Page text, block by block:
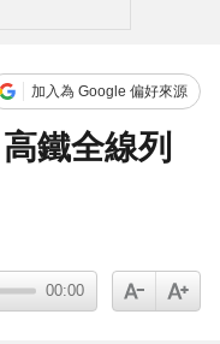
加入為 Google 偏好來源
鐵全線列
00:00